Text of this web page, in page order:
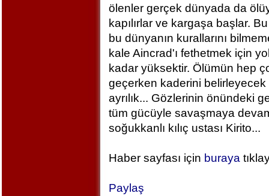
ölenler gerçek dünyada da
kapılırlar ve kargaşa başlar.
bu dünyanın kurallarını
kale Aincrad'ı fethetmek için
kadar yüksektir. Ölümün hep
geçerken kaderini belirleyecek
ayrılık... Gözlerinin önündeki
tüm gücüyle savaşmaya
soğukkanlı kılıç ustası Kirito...
Haber sayfası için buraya
Paylaş